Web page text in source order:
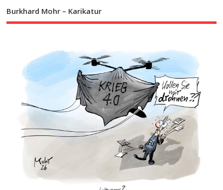
Burkhard Mohr – Karikatur